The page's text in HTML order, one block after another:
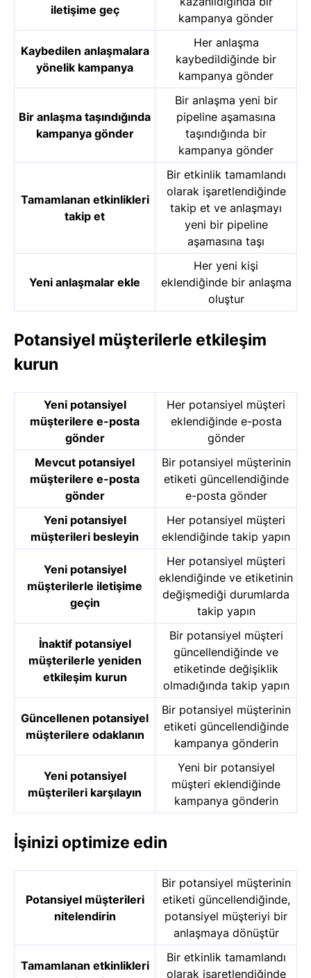
iletişime geç
kampanya gönder
Kaybedilen anlaşmalara
yönelik kampanya
Her anlaşma
kaybedildiğinde bir
kampanya gönder
Bir anlaşma taşındığında
kampanya gönder
Bir anlaşma yeni bir
pipeline aşamasına
taşındığında bir
kampanya gönder
Tamamlanan etkinlikleri
takip et
Bir etkinlik tamamlandı
olarak işaretlendiğinde
takip et ve anlaşmayı
yeni bir pipeline
aşamasına taşı
Yeni anlaşmalar ekle
Her yeni kişi
eklendiğinde bir anlaşma
oluştur
Potansiyel müşterilerle etkileşim
kurun
Yeni potansiyel
müşterilere e-posta
gönder
Her potansiyel müşteri
eklendiğinde e-posta
gönder
Mevcut potansiyel
müşterilere e-posta
gönder
Bir potansiyel müşterinin
etiketi güncellendiğinde
e-posta gönder
Yeni potansiyel
müşterileri besleyin
Her potansiyel müşteri
eklendiğinde takip yapın
Yeni potansiyel
müşterilerle iletişime
geçin
Her potansiyel müşteri
eklendiğinde ve etiketinin
değişmediği durumlarda
takip yapın
İnaktif potansiyel
müşterilerle yeniden
etkileşim kurun
Bir potansiyel müşteri
güncellendiğinde ve
etiketinde değişiklik
olmadığında takip yapın
Güncellenen potansiyel
müşterilere odaklanın
Bir potansiyel müşterinin
etiketi güncellendiğinde
kampanya gönderin
Yeni potansiyel
müşterileri karşılayın
Yeni bir potansiyel
müşteri eklendiğinde
kampanya gönderin
İşinizi optimize edin
Potansiyel müşterileri
nitelendirin
Bir potansiyel müşterinin
etiketi güncellendiğinde,
potansiyel müşteriyi bir
anlaşmaya dönüştür
Tamamlanan etkinlikleri
Bir etkinlik tamamlandı
olarak işaretlendiğinde